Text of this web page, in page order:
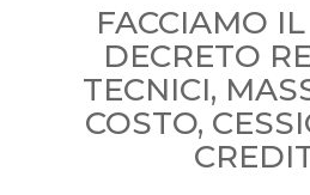
FACCIAMO
DECRETO
TECNICI,
COSTO,